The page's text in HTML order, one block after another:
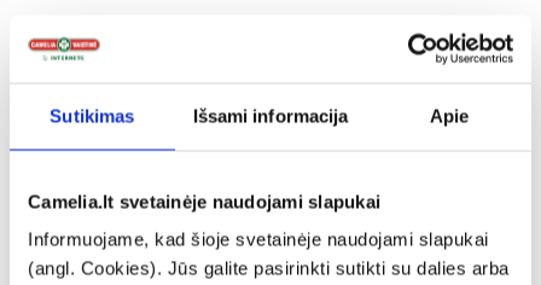
Sutikimas Išsami informacija Apie
Camelia.lt svetainėje naudojami slapukai
Informuojame, kad šioje svetainėje naudojami slapukai
(angl. Cookies). Jūs galite pasirinkti sutikti su dalies arba
„Tinkamai jų balansui kūne palaikyti padėtų
kalio, magnio ir vitamino B6 preparatai: šie
padeda palaikyti normalią psichologinę
teigia „Camelia“ vaistininkas.
Įvairių traumų metas